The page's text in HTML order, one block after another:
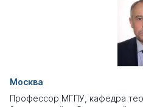
Москва
Профессор МГПУ, кафедра